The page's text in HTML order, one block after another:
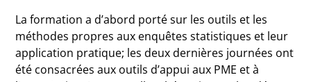
La formation a d’abord porté sur les outils et les
méthodes propres aux enquêtes statistiques et leur
application pratique; les deux dernières journées ont
été consacrées aux outils d’appui aux PME et à